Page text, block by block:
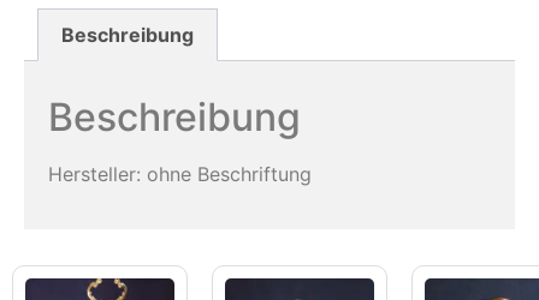
Beschreibung
Beschreibung
Hersteller: ohne Beschriftung